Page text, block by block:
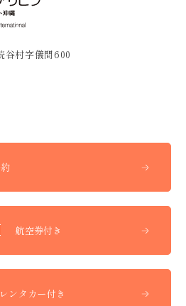
谷村字儀間600
航空券付き
レンタカー付き